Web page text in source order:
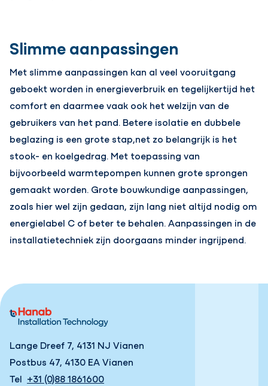
Slimme aanpassingen
Met slimme aanpassingen kan al veel vooruitgang
geboekt worden in energieverbruik en tegelijkertijd het
comfort en daarmee vaak ook het welzijn van de
gebruikers van het pand. Betere isolatie en dubbele
beglazing is een grote stap,net zo belangrijk is het
stook- en koelgedrag. Met toepassing van
bijvoorbeeld warmtepompen kunnen grote sprongen
gemaakt worden. Grote bouwkundige aanpassingen,
zoals hier wel zijn gedaan, zijn lang niet altijd nodig om
energielabel C of beter te behalen. Aanpassingen in de
installatietechniek zijn doorgaans minder ingrijpend.
Lange Dreef 7, 4131 NJ Vianen
Postbus 47, 4130 EA Vianen
Tel +31 (0)88 1861600